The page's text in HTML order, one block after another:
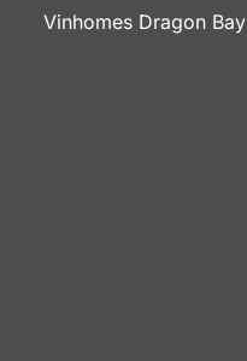
Vinhomes Dragon Bay